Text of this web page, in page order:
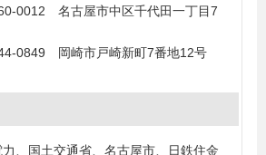
名古屋市中区千代田一丁目7
0849 岡崎市戸崎新町7番地12号
、国土交通省、名古屋市、日鉄住金